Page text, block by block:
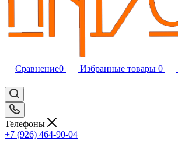
Сравнение0 Избранные товары 0
Телефоны
+7 (926) 464-90-04